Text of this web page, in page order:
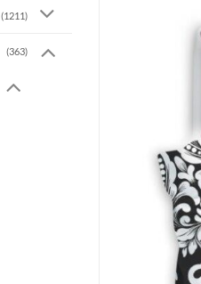
(1211)
(363)